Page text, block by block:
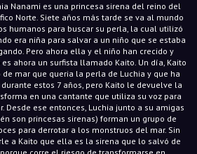
Nanami es una princesa sirena del reino del
Norte. Siete años más tarde se va al mundo
humanos para buscar su perla, la cual utilizó
era niña para salvar a un niño que se estaba
Pero ahora ella y el niño han crecido y
ahora un surfista llamado Kaito. Un día, Kaito
mar que queria la perla de Luchia y que ha
estos 7 años, pero Kaito le devuelve la
en una cantante que utiliza su voz para
Desde ese entonces, Luchia junto a su amigas
son princesas sirenas) forman un grupo de
para derrotar a los monstruos del mar. Sin
a Kaito que ella es la sirena que lo salvó de